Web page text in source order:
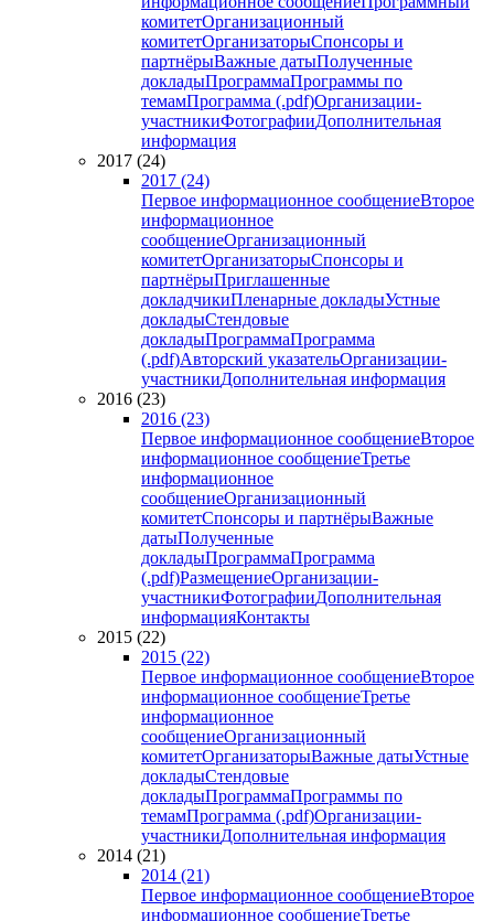
комитетОрганизационный
комитетОрганизаторыСпонсоры и
партнёрыВажные датыПолученные
докладыПрограммаПрограммы по
темамПрограмма (.pdf)Организации-
участникиФотографииДополнительная
информация
2017 (24)
2017 (24)
Первое информационное сообщениеВторое
информационное
сообщениеОрганизационный
комитетОрганизаторыСпонсоры и
партнёрыПриглашенные
докладчикиПленарные докладыУстные
докладыСтендовые
докладыПрограммаПрограмма
(.pdf)Авторский указательОрганизации-
участникиДополнительная информация
2016 (23)
2016 (23)
Первое информационное сообщениеВторое
информационное сообщениеТретье
информационное
сообщениеОрганизационный
комитетСпонсоры и партнёрыВажные
датыПолученные
докладыПрограммаПрограмма
(.pdf)РазмещениеОрганизации-
участникиФотографииДополнительная
информацияКонтакты
2015 (22)
2015 (22)
Первое информационное сообщениеВторое
информационное сообщениеТретье
информационное
сообщениеОрганизационный
комитетОрганизаторыВажные датыУстные
докладыСтендовые
докладыПрограммаПрограммы по
темамПрограмма (.pdf)Организации-
участникиДополнительная информация
2014 (21)
2014 (21)
Первое информационное сообщениеВторое
информационное сообщениеТретье